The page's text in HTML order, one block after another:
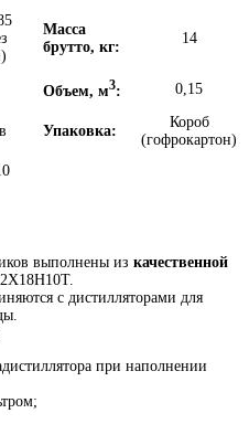
Масса
брутто, кг:
14
Объем, м3: 0,15
Упаковка:
Короб
(гофрокартон)
выполнены из качественной
с дистилляторами для
при наполнении